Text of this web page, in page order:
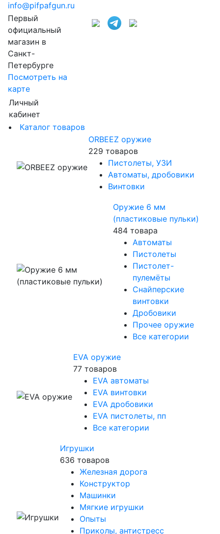
info@pifpafgun.ru
Первый
официальный
магазин в
Санкт-
Петербурге
Посмотреть на
карте
Личный
кабинет
Каталог товаров
ORBEEZ оружие
229 товаров
Пистолеты, УЗИ
Автоматы, дробовики
Винтовки
Оружие 6 мм
(пластиковые пульки)
484 товара
Автоматы
Пистолеты
Пистолет-
пулемёты
Снайперские
винтовки
Дробовики
Прочее оружие
Все категории
EVA оружие
77 товаров
EVA автоматы
EVA винтовки
EVA дробовики
EVA пистолеты, пп
Все категории
Игрушки
636 товаров
Железная дорога
Конструктор
Машинки
Мягкие игрушки
Опыты
Приколы, антистресс